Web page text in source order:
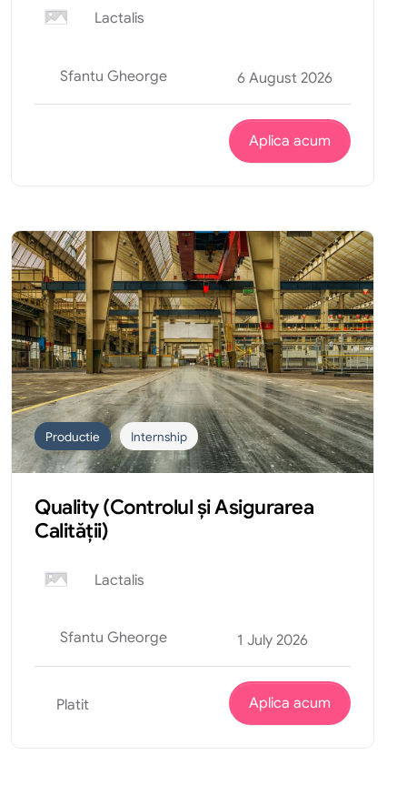
Lactalis
Sfantu Gheorge 6 August 2026
Aplica acum
Productie Internship
Quality (Controlul și Asigurarea
Calității)
Lactalis
Sfantu Gheorge 1 July 2026
Platit Aplica acum